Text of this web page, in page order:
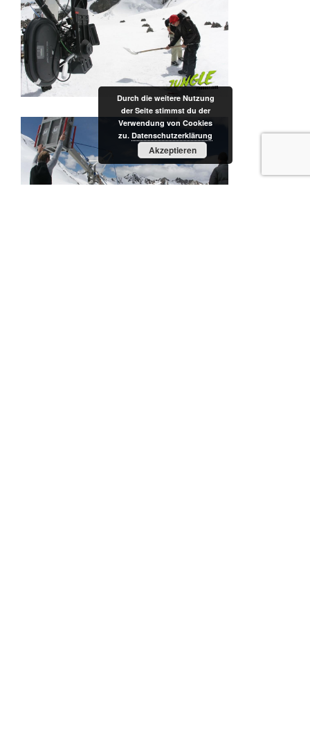
Durch die weitere Nutzung
der Seite stimmst du der
Verwendung von Cookies
zu. Datenschutzerklärung
Akzeptieren